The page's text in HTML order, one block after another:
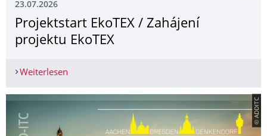
23.07.2026
Projektstart EkoTEX / Zahájení
projektu EkoTEX
Weiterlesen
© ADDITC